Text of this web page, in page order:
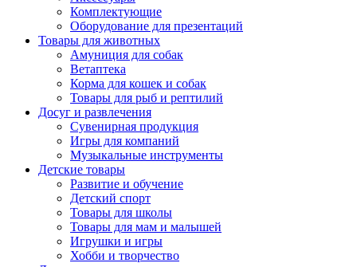
Комплектующие
Оборудование для презентаций
Товары для животных
Амуниция для собак
Ветаптека
Корма для кошек и собак
Товары для рыб и рептилий
Досуг и развлечения
Сувенирная продукция
Игры для компаний
Музыкальные инструменты
Детские товары
Развитие и обучение
Детский спорт
Товары для школы
Товары для мам и малышей
Игрушки и игры
Хобби и творчество